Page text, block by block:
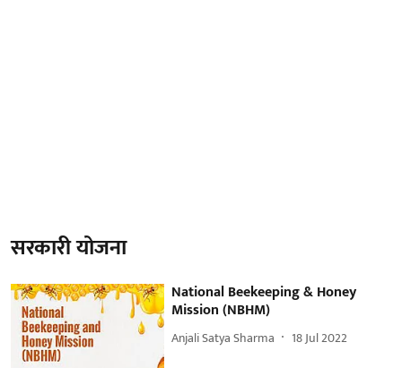
सरकारी योजना
National Beekeeping & Honey
Mission (NBHM)
Anjali Satya Sharma 18 Jul 2022